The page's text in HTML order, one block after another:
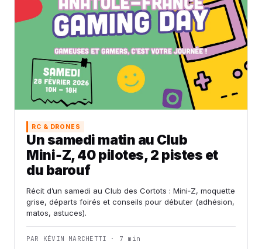
RC & DRONES
Un samedi matin au Club
Mini‑Z, 40 pilotes, 2 pistes et
du barouf
Récit d’un samedi au Club des Cortots : Mini‑Z, moquette
grise, départs foirés et conseils pour débuter (adhésion,
matos, astuces).
PAR KÉVIN MARCHETTI · 7 min